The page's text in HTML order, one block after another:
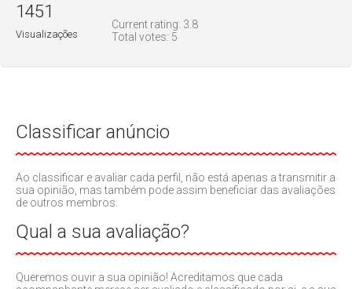
Current rating: 3.8
Total votes: 5
1451
Visualizações
Classificar anúncio
Ao classificar e avaliar cada perfil, não está apenas a transmitir a
sua opinião, mas também pode assim beneficiar das avaliações
de outros membros.
Qual a sua avaliação?
Queremos ouvir a sua opinião! Acreditamos que cada